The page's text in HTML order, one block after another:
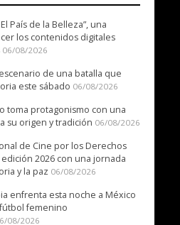
País de la Belleza”, una
los contenidos digitales
06/08/2026
de una batalla que
este sábado 06/08/2026
toma protagonismo con una
su origen y tradición 06/08/2026
de Cine por los Derechos
2026 con una jornada
y la paz 06/08/2026
enfrenta esta noche a México
femenino
08/2026